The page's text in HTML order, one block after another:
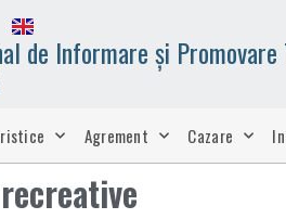
de Informare și
Agrement Cazare